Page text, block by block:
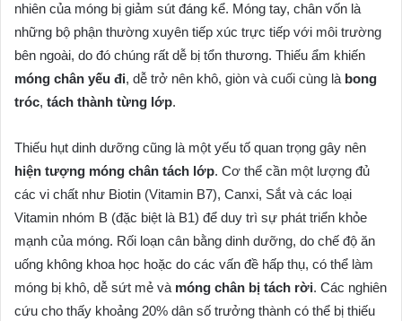
nhiên của móng bị giảm sút đáng kể. Móng tay, chân vốn là
những bộ phận thường xuyên tiếp xúc trực tiếp với môi trường
bên ngoài, do đó chúng rất dễ bị tổn thương. Thiếu ẩm khiến
móng chân yếu đi, dễ trở nên khô, giòn và cuối cùng là bong
tróc, tách thành từng lớp.
Thiếu hụt dinh dưỡng cũng là một yếu tố quan trọng gây nên
hiện tượng móng chân tách lớp. Cơ thể cần một lượng đủ
các vi chất như Biotin (Vitamin B7), Canxi, Sắt và các loại
Vitamin nhóm B (đặc biệt là B1) để duy trì sự phát triển khỏe
mạnh của móng. Rối loạn cân bằng dinh dưỡng, do chế độ ăn
uống không khoa học hoặc do các vấn đề hấp thụ, có thể làm
móng bị khô, dễ sứt mẻ và móng chân bị tách rời. Các nghiên
cứu cho thấy khoảng 20% dân số trưởng thành có thể bị thiếu